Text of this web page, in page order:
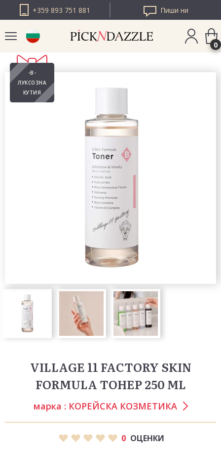
+359 893 751 881 Пиши ни
PICK N DAZZLE
РУМЪНИЯ
0
-В-
ЛУКСОЗНА
КУТИЯ
VILLAGE 11 FACTORY SKIN
FORMULA ТОНЕР 250 ML
марка : КОРЕЙСКА КОЗМЕТИКА
0 ОЦЕНКИ